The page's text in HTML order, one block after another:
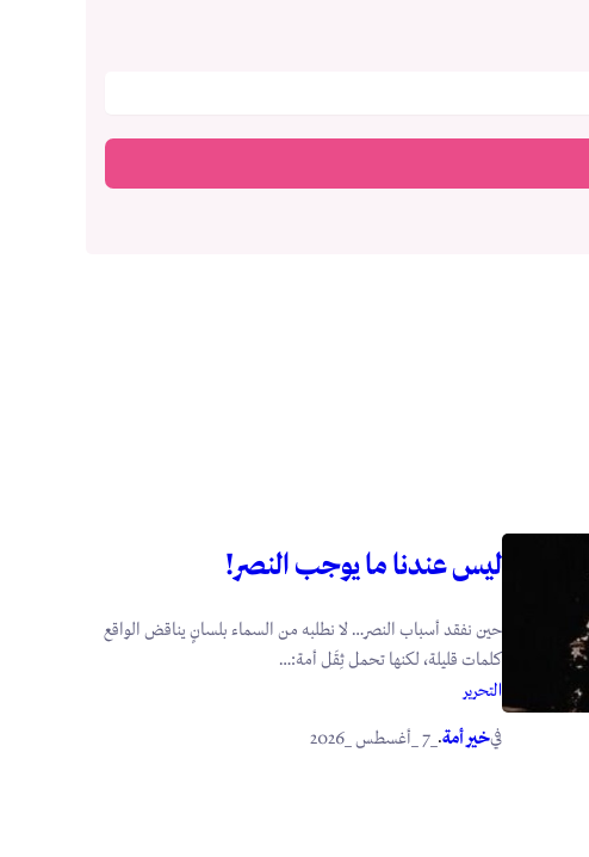
ليس عندنا ما يوجب النصر!
حين نفقد أسباب النصر… لا نطلبه من السماء بلسانٍ يناقض الواقع
كلمات قليلة، لكنها تحمل ثِقَل أمة:…
التحرير
فيخير أمة. _7 _أغسطس _2026